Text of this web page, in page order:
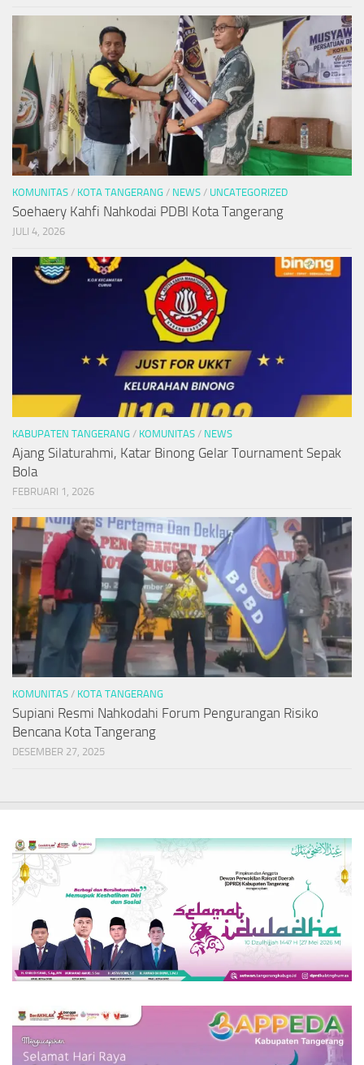
KOMUNITAS / KOTA TANGERANG / NEWS / UNCATEGORIZED
Soehaery Kahfi Nahkodai PDBI Kota Tangerang
JULI 4, 2026
KABUPATEN TANGERANG / KOMUNITAS / NEWS
Ajang Silaturahmi, Katar Binong Gelar Tournament Sepak
Bola
FEBRUARI 1, 2026
KOMUNITAS / KOTA TANGERANG
Supiani Resmi Nahkodahi Forum Pengurangan Risiko
Bencana Kota Tangerang
DESEMBER 27, 2025